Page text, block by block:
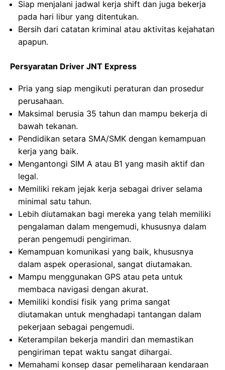
Siap menjalani jadwal kerja shift dan juga bekerja
pada hari libur yang ditentukan.
Bersih dari catatan kriminal atau aktivitas kejahatan
apapun.
Persyaratan Driver JNT Express
Pria yang siap mengikuti peraturan dan prosedur
perusahaan.
Maksimal berusia 35 tahun dan mampu bekerja di
bawah tekanan.
Pendidikan setara SMA/SMK dengan kemampuan
kerja yang baik.
Mengantongi SIM A atau B1 yang masih aktif dan
legal.
Memiliki rekam jejak kerja sebagai driver selama
minimal satu tahun.
Lebih diutamakan bagi mereka yang telah memiliki
pengalaman dalam mengemudi, khususnya dalam
peran pengemudi pengiriman.
Kemampuan komunikasi yang baik, khususnya
dalam aspek operasional, sangat diutamakan.
Mampu menggunakan GPS atau peta untuk
membaca navigasi dengan akurat.
Memiliki kondisi fisik yang prima sangat
diutamakan untuk menghadapi tantangan dalam
pekerjaan sebagai pengemudi.
Keterampilan bekerja mandiri dan memastikan
pengiriman tepat waktu sangat dihargai.
Memahami konsep dasar pemeliharaan kendaraan